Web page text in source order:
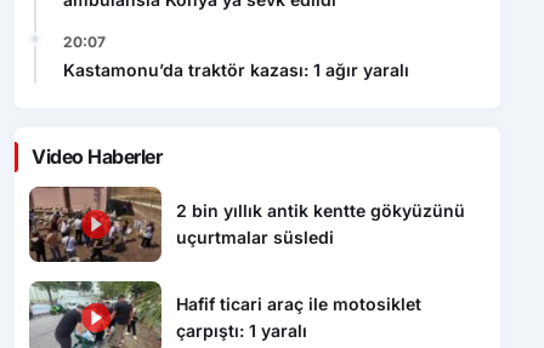
20:07
Kastamonu’da traktör kazası: 1 ağır yaralı
Video Haberler
2 bin yıllık antik kentte gökyüzünü
uçurtmalar süsledi
Hafif ticari araç ile motosiklet
çarpıştı: 1 yaralı